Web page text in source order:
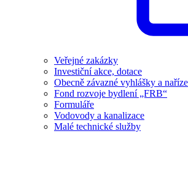
Veřejné zakázky
Investiční akce, dotace
Obecně závazné vyhlášky a
Fond rozvoje bydlení „FRB“
Formuláře
Vodovody a kanalizace
Malé technické služby